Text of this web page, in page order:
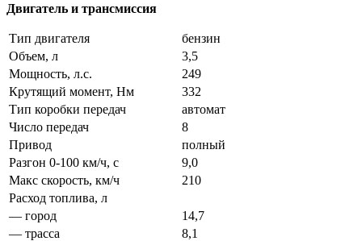
Двигатель и трансмиссия
Тип двигателя
бензин
Объем, л
3,5
Мощность, л.с.
249
Крутящий момент, Нм
332
Тип коробки передач
автомат
Число передач
8
Привод
полный
Разгон 0-100 км/ч, с
9,0
Макс скорость, км/ч
210
Расход топлива, л
— город
14,7
— трасса
8,1